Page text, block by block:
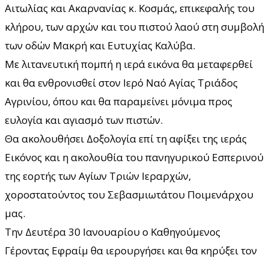
Αιτωλίας και Ακαρνανίας κ. Κοσμάς, επικεφαλής του
κλήρου, των αρχών και του πιστού λαού στη συμβολή
των οδών Μακρή και Ευτυχίας Καλύβα.
Με λιτανευτική πομπή η ιερά εικόνα θα μεταφερθεί
και θα ενθρονισθεί στον Ιερό Ναό Αγίας Τριάδος
Αγρινίου, όπου και θα παραμείνει μόνιμα προς
ευλογία και αγιασμό των πιστών.
Θα ακολουθήσει Δοξολογία επί τη αφίξει της ιεράς
Εικόνος και η ακολουθία του πανηγυρικού Εσπερινού
της εορτής των Αγίων Τριών Ιεραρχών,
χοροστατούντος του Σεβασμιωτάτου Ποιμενάρχου
μας.
Την Δευτέρα 30 Ιανουαρίου ο Καθηγούμενος
Γέροντας Εφραίμ θα ιερουργήσει και θα κηρύξει τον